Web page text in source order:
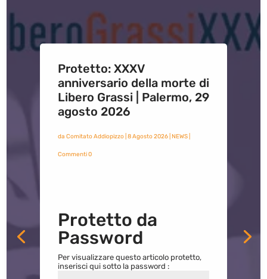
Protetto: XXXV
anniversario della morte di
Libero Grassi | Palermo, 29
agosto 2026
da Comitato Addiopizzo| 8 Agosto 2026| NEWS|
Commenti 0
Protetto da
Password
Per visualizzare questo articolo protetto,
inserisci qui sotto la password :